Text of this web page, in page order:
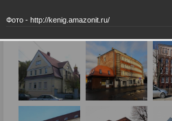
Фото - http://kenig.amazonit.ru/